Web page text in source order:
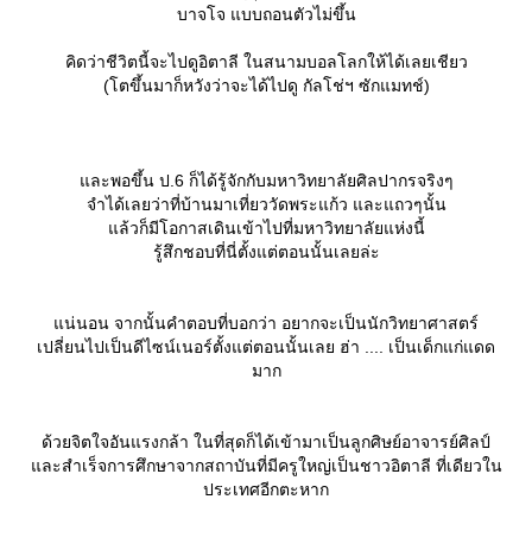
บาจโจ แบบถอนตัวไม่ขึ้น
คิดว่าชีวิตนี้จะไปดูอิตาลี ในสนามบอลโลกให้ได้เลยเชียว
(โตขึ้นมาก็หวังว่าจะได้ไปดู กัลโช่ฯ ซักแมทช์)
ละพอขึ้น ป.6 ก็ได้รู้จักกับมหาวิทยาลัยศิลปากรจริงๆ
จำได้เลยว่าที่บ้านมาเที่ยววัดพระแก้ว และแถวๆนั้น
ล้วก็มีโอกาสเดินเข้าไปที่มหาวิทยาลัยแห่งนี้
รู้สึกชอบที่นี่ตั้งแต่ตอนนั้นเลยล่ะ
น่นอน จากนั้นคำตอบที่บอกว่า อยากจะเป็นนักวิทยาศาสตร์
เปลี่ยนไปเป็นดีไซน์เนอร์ตั้งแต่ตอนนั้นเลย ฮ่า .... เป็นเด็กแก่แดด
มาก
ด้วยจิตใจอันแรงกล้า ในที่สุดก็ได้เข้ามาเป็นลูกศิษย์อาจารย์ศิลป์
ละสำเร็จการศึกษาจากสถาบันที่มีครูใหญ่เป็นชาวอิตาลี ที่เดียวใน
ประเทศอีกตะหาก